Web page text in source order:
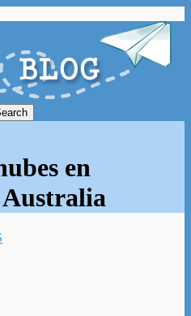
en
Australia